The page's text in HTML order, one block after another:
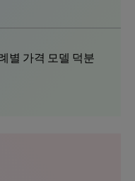
별 가격 모델 덕분